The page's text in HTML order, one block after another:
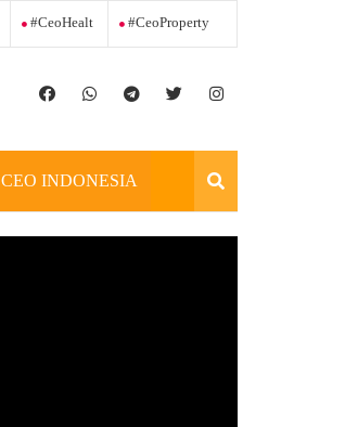
#ceoHealt #ceoProperty
CEO INDONESIA
OFFICIAL